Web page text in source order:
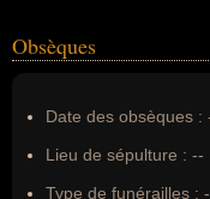
Obsèques
Date des obsèques :
Lieu de sépulture : --
Type de funérailles :